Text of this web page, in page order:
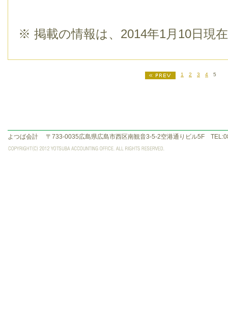
※ 掲載の情報は、2014年1月10日現
1 2 3 4 5
よつば会計 〒733-0035広島県広島市西区南観音3-5-2空港通りビル5F